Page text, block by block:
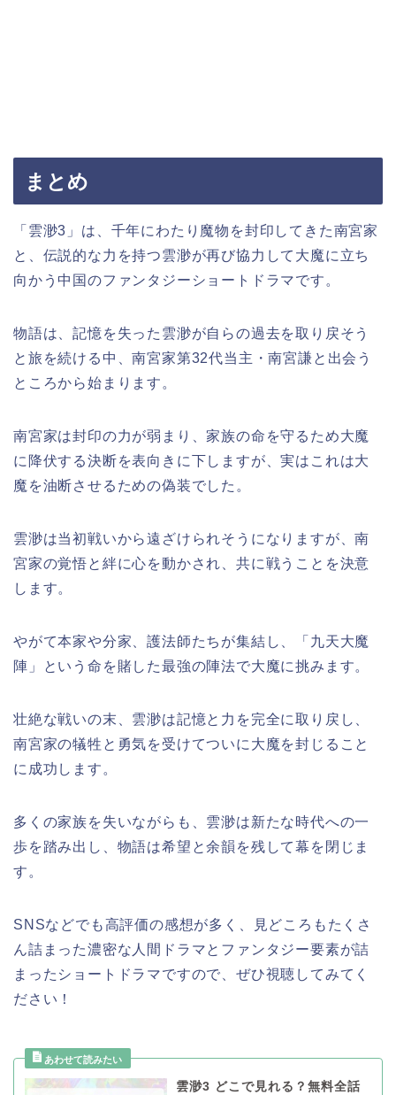
まとめ
「雲渺3」は、千年にわたり魔物を封印してきた南宮家
と、伝説的な力を持つ雲渺が再び協力して大魔に立ち
向かう中国のファンタジーショートドラマです。
物語は、記憶を失った雲渺が自らの過去を取り戻そう
と旅を続ける中、南宮家第32代当主・南宮謙と出会う
ところから始まります。
南宮家は封印の力が弱まり、家族の命を守るため大魔
に降伏する決断を表向きに下しますが、実はこれは大
魔を油断させるための偽装でした。
雲渺は当初戦いから遠ざけられそうになりますが、南
宮家の覚悟と絆に心を動かされ、共に戦うことを決意
します。
やがて本家や分家、護法師たちが集結し、「九天大魔
陣」という命を賭した最強の陣法で大魔に挑みます。
壮絶な戦いの末、雲渺は記憶と力を完全に取り戻し、
南宮家の犠牲と勇気を受けてついに大魔を封じること
に成功します。
多くの家族を失いながらも、雲渺は新たな時代への一
歩を踏み出し、物語は希望と余韻を残して幕を閉じま
す。
SNSなどでも高評価の感想が多く、見どころもたくさ
ん詰まった濃密な人間ドラマとファンタジー要素が詰
まったショートドラマですので、ぜひ視聴してみてく
ださい！
雲渺3 どこで見れる？無料全話